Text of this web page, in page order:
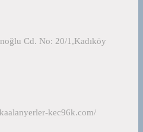
Cd. No: 20/1,Kadıköy
kec96k.com/